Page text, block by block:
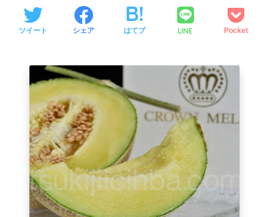
ツイート シェア はてブ LINE Pocket